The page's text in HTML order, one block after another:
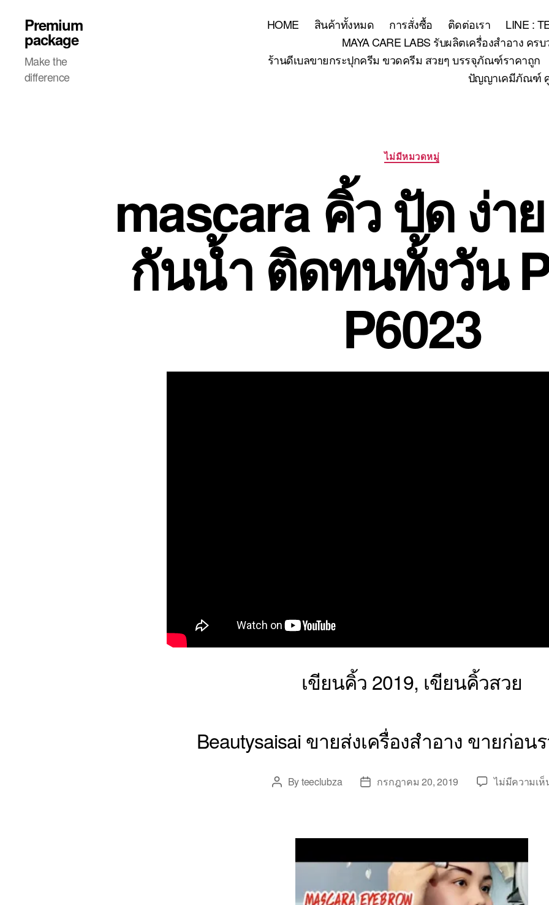
Premium
package
Make the
difference
HOME สินค้าทั้งหมด การสั่งซื้อ ติดต่อเรา LINE :
MAYA CARE LABS รับผลิตเครื่องสำอาง ค
ร้านดีเบลขายกระปุกครีม ขวดครีม สวยๆ บรรจุภัณฑ์ราคาถูก
ปัญญาเคมีภัณฑ์ ศู
Categories
ไม่มีหมวดหมู่
mascara คิ้ว ปัด ง่า
กันน้ำ ติดทนทั้งวัน
P6023
เขียนคิ้ว 2019, เขียนคิ้วสวย
Beautysaisai ขายส่งเครื่องสำอาง ขายก่อน
Post
Byteeclubza
Postกรกฎาคม 20, 2019 ไม่มีความเห็